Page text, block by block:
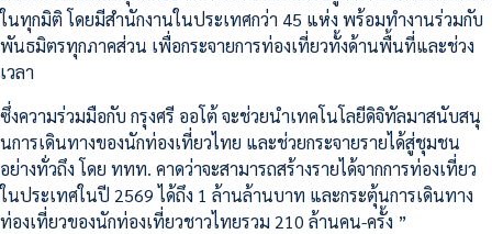
ในทุกมิติ โดยมีสำนักงานในประเทศกว่า 45 แห่ง พร้อมทำงานร่วมกับ
พันธมิตรทุกภาคส่วน เพื่อกระจายการท่องเที่ยวทั้งด้านพื้นที่และช่วง
เวลา
ซึ่งความร่วมมือกับ กรุงศรี ออโต้ จะช่วยนำเทคโนโลยีดิจิทัลมาสนับสนุ
นการเดินทางของนักท่องเที่ยวไทย และช่วยกระจายรายได้สู่ชุมชน
อย่างทั่วถึง โดย ททท. คาดว่าจะสามารถสร้างรายได้จากการท่องเที่ยว
ในประเทศในปี 2569 ได้ถึง 1 ล้านล้านบาท และกระตุ้นการเดินทาง
ท่องเที่ยวของนักท่องเที่ยวชาวไทยรวม 210 ล้านคน-ครั้ง ”